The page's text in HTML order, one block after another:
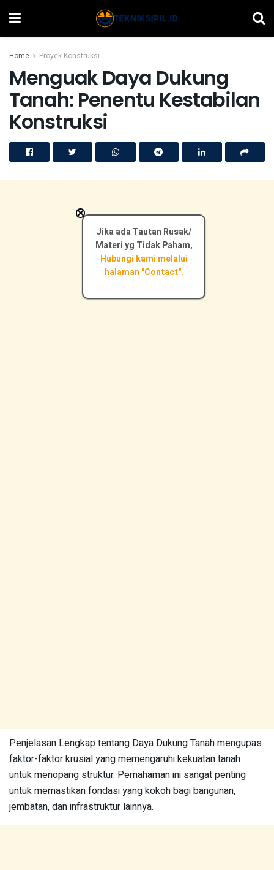
Home Proyek Konstruksi
Menguak Daya Dukung
Tanah: Penentu Kestabilan
Konstruksi
Penjelasan Lengkap tentang Daya Dukung Tanah mengupas
faktor-faktor krusial yang memengaruhi kekuatan tanah
untuk menopang struktur. Pemahaman ini sangat penting
untuk memastikan fondasi yang kokoh bagi bangunan,
jembatan, dan infrastruktur lainnya.
Jika ada Tautan Rusak/
Materi yg Tidak Paham,
Hubungi kami melalui
halaman "Contact".
×